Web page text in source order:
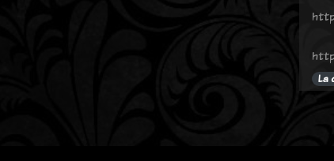
La